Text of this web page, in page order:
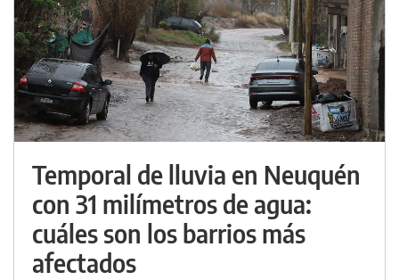
Temporal de lluvia en Neuquén
con 31 milímetros de agua:
cuáles son los barrios más
afectados